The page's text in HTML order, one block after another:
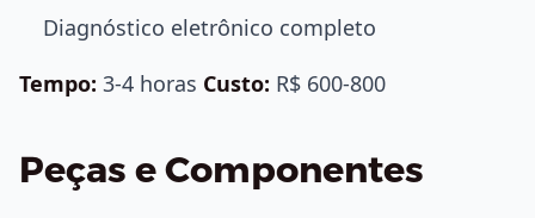
Diagnóstico eletrônico completo
Tempo: 3-4 horas Custo: R$ 600-800
Peças e Componentes